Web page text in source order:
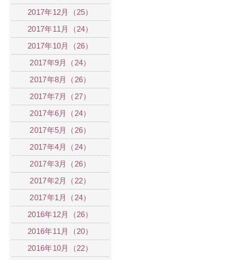
2017年12月（25）
2017年11月（24）
2017年10月（26）
2017年9月（24）
2017年8月（26）
2017年7月（27）
2017年6月（24）
2017年5月（26）
2017年4月（24）
2017年3月（26）
2017年2月（22）
2017年1月（24）
2016年12月（26）
2016年11月（20）
2016年10月（22）